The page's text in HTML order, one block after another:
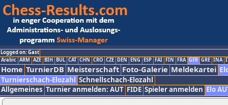
Logged on: Gast
Arabic ARM AZE BIH BUL CAT CHN CRO CZE DEN ENG ESP FAI FIN FRA GER GRE INA
Home TurnierDB Meisterschaft Foto-Galerie Meldekartei
Turnierschach-Elozahl Schnellschach-Elozahl
Allgemeines Turnier anmelden: AUT FIDE Spieler anmelden Elo